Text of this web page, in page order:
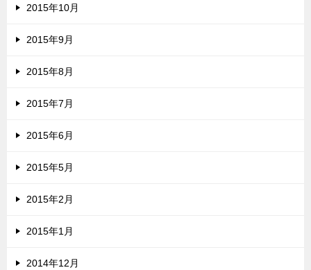
2015年10月
2015年9月
2015年8月
2015年7月
2015年6月
2015年5月
2015年2月
2015年1月
2014年12月